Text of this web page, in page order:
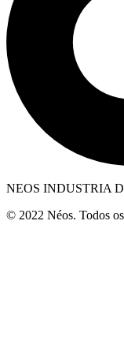
NEOS INDUSTRIA
© 2022 Néos. Todos